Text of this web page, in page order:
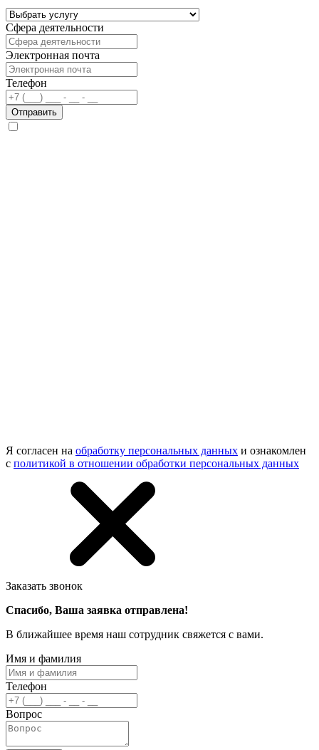
Сфера деятельности
Электронная почта
Телефон
Отправить
Я согласен на обработку персональных данных и ознакомлен
с политикой в отношении обработки персональных данных
Заказать звонок
Спасибо, Ваша заявка отправлена!
В ближайшее время наш сотрудник свяжется с вами.
Имя и фамилия
Телефон
Вопрос